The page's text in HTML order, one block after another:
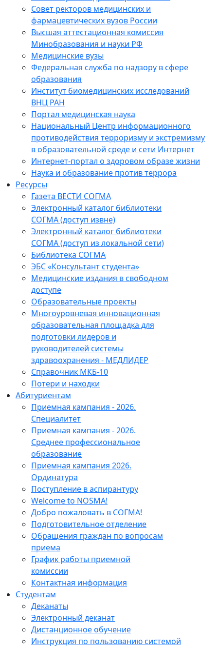
Совет ректоров медицинских и
фармацевтических вузов России
Высшая аттестационная комиссия
Минобразования и науки РФ
Медицинские вузы
Федеральная служба по надзору в сфере
образования
Институт биомедицинских исследований
ВНЦ РАН
Портал медицинская наука
Национальный Центр информационного
противодействия терроризму и экстремизму
в образовательной среде и сети Интернет
Интернет-портал о здоровом образе жизни
Наука и образование против террора
Ресурсы
Газета ВЕСТИ СОГМА
Электронный каталог библиотеки
СОГМА (доступ извне)
Электронный каталог библиотеки
СОГМА (доступ из локальной сети)
Библиотека СОГМА
ЭБС «Консультант студента»
Медицинские издания в свободном
доступе
Образовательные проекты
Многоуровневая инновационная
образовательная площадка для
подготовки лидеров и
руководителей системы
здравоохранения - МЕДЛИДЕР
Справочник МКБ-10
Потери и находки
Абитуриентам
Приемная кампания - 2026.
Специалитет
Приемная кампания - 2026.
Среднее профессиональное
образование
Приемная кампания 2026.
Ординатура
Поступление в аспирантуру
Welcome to NOSMA!
Добро пожаловать в СОГМА!
Подготовительное отделение
Обращения граждан по вопросам
приема
График работы приемной
комиссии
Контактная информация
Студентам
Деканаты
Электронный деканат
Дистанционное обучение
Инструкция по пользованию системой